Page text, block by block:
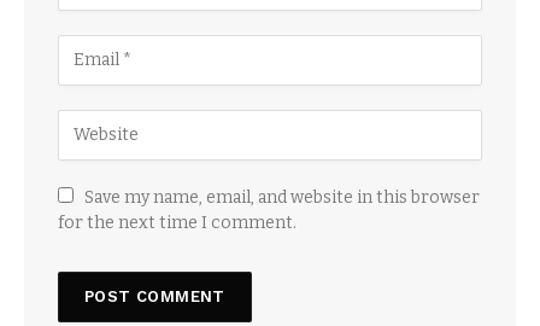
Save my name, email, and website in this browser
for the next time I comment.